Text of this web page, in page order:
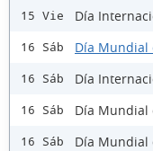
15 Vie Día
16 Sáb Día Mundial
16 Sáb Día
16 Sáb Día Mundial
16 Sáb Día Mundial